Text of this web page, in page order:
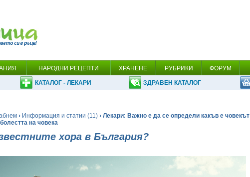
НАРОДНИ РЕЦЕПТИ ХРАНЕНЕ РУБРИКИ ФОРУМ
КАТАЛОГ - ЛЕКАРИ ЗДРАВЕН КАТАЛОГ
› Информация и статии (11) › Лекари: Важно е да се определи какъв е човекът
на човека
хора в България?